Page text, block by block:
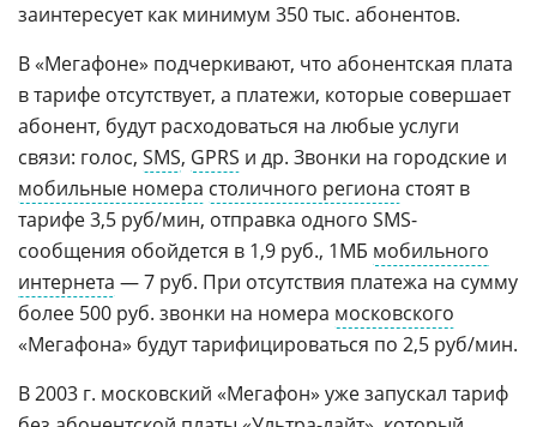
заинтересует как минимум 350 тыс. абонентов.
В «Мегафоне» подчеркивают, что абонентская плата
в тарифе отсутствует, а платежи, которые совершает
абонент, будут расходоваться на любые услуги
связи: голос, SMS, GPRS и др. Звонки на городские и
мобильные номера столичного региона стоят в
тарифе 3,5 руб/мин, отправка одного SMS-
сообщения обойдется в 1,9 руб., 1МБ мобильного
интернета — 7 руб. При отсутствия платежа на сумму
более 500 руб. звонки на номера московского
«Мегафона» будут тарифицироваться по 2,5 руб/мин.
В 2003 г. московский «Мегафон» уже запускал тариф